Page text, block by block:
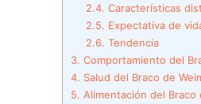
2.4. Características
2.5. Expectativa de
2.6. Tendencia
3. Comportamiento del
4. Salud del Braco de
5. Alimentación del Braco